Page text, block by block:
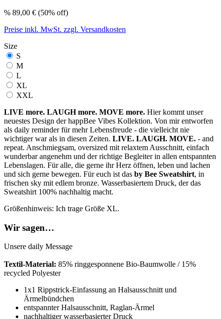
% 89,00 € (50% off)
Preise inkl. MwSt. zzgl. Versandkosten
Size
S
M
L
XL
XXL
LIVE more. LAUGH more. MOVE more. Hier kommt unser
neuestes Design der happBee Vibes Kollektion. Von mir entworfen
als daily reminder für mehr Lebensfreude - die vielleicht nie
wichtiger war als in diesen Zeiten. LIVE. LAUGH. MOVE. - and
repeat. Anschmiegsam, oversized mit relaxtem Ausschnitt, einfach
wunderbar angenehm und der richtige Begleiter in allen entspannten
Lebenslagen. Für alle, die gerne ihr Herz öffnen, leben und lachen
und sich gerne bewegen. Für euch ist das by Bee Sweatshirt, in
frischen sky mit edlem bronze. Wasserbasiertem Druck, der das
Sweatshirt 100% nachhaltig macht.
Größenhinweis: Ich trage Größe XL.
Wir sagen…
Unsere daily Message
Textil-Material: 85% ringgesponnene Bio-Baumwolle / 15%
recycled Polyester
1x1 Rippstrick-Einfassung an Halsausschnitt und
Ärmelbündchen
entspannter Halsausschnitt, Raglan-Ärmel
nachhaltiger wasserbasierter Druck